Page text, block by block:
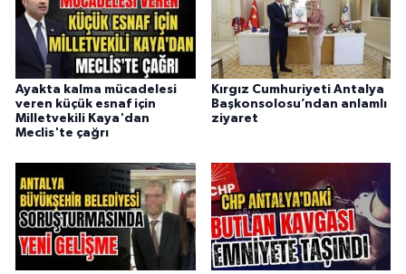
Ayakta kalma mücadelesi
veren küçük esnaf için
Milletvekili Kaya'dan
Meclis'te çağrı
Kırgız Cumhuriyeti Antalya
Başkonsolosu’ndan anlamlı
ziyaret